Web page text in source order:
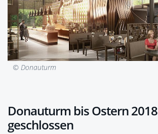
© Donauturm
Donauturm bis Ostern 2018
geschlossen